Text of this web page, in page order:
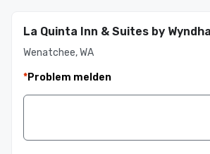
La Quinta Inn & Suites by
Wenatchee, WA
*Problem melden